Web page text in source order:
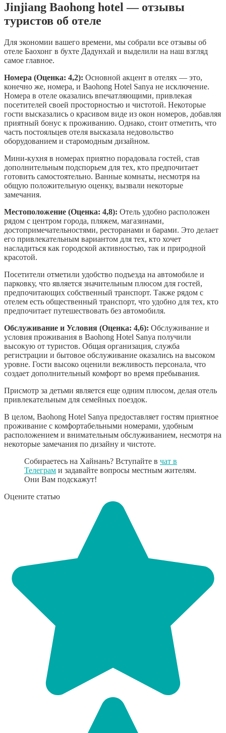
Jinjiang Baohong hotel — отзывы
туристов об отеле
Для экономии вашего времени, мы собрали все отзывы об
отеле Баохонг в бухте Дадунхай и выделили на наш взгляд
самое главное.
Номера (Оценка: 4,2): Основной акцент в отелях — это,
конечно же, номера, и Baohong Hotel Sanya не исключение.
Номера в отеле оказались впечатляющими, привлекая
посетителей своей просторностью и чистотой. Некоторые
гости высказались о красивом виде из окон номеров, добавляя
приятный бонус к проживанию. Однако, стоит отметить, что
часть постояльцев отеля высказала недовольство
оборудованием и старомодным дизайном.
Мини-кухня в номерах приятно порадовала гостей, став
дополнительным подспорьем для тех, кто предпочитает
готовить самостоятельно. Ванные комнаты, несмотря на
общую положительную оценку, вызвали некоторые
замечания.
Местоположение (Оценка: 4,8): Отель удобно расположен
рядом с центром города, пляжем, магазинами,
достопримечательностями, ресторанами и барами. Это делает
его привлекательным вариантом для тех, кто хочет
насладиться как городской активностью, так и природной
красотой.
Посетители отметили удобство подъезда на автомобиле и
парковку, что является значительным плюсом для гостей,
предпочитающих собственный транспорт. Также рядом с
отелем есть общественный транспорт, что удобно для тех, кто
предпочитает путешествовать без автомобиля.
Обслуживание и Условия (Оценка: 4,6): Обслуживание и
условия проживания в Baohong Hotel Sanya получили
высокую от туристов. Общая организация, служба
регистрации и бытовое обслуживание оказались на высоком
уровне. Гости высоко оценили вежливость персонала, что
создает дополнительный комфорт во время пребывания.
Присмотр за детьми является еще одним плюсом, делая отель
привлекательным для семейных поездок.
В целом, Baohong Hotel Sanya предоставляет гостям приятное
проживание с комфортабельными номерами, удобным
расположением и внимательным обслуживанием, несмотря на
некоторые замечания по дизайну и чистоте.
Собираетесь на Хайнань? Вступайте в чат в
Телеграм и задавайте вопросы местным жителям.
Они Вам подскажут!
Оцените статью